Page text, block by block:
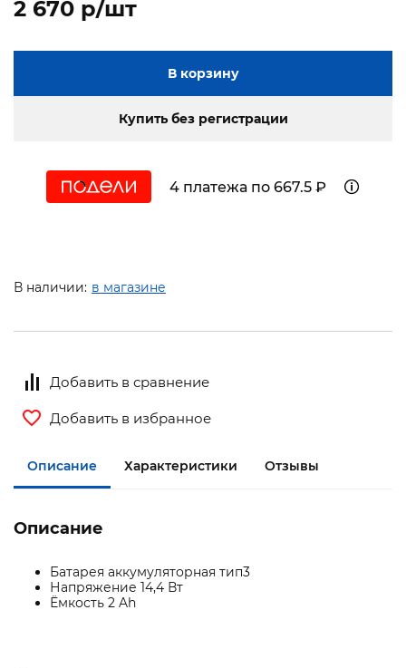
2 670 p/шт
В корзину
Купить без регистрации
4 платежа по 667.5 ₽
В наличии: в магазине
Добавить в сравнение
Добавить в избранное
Описание Характеристики Отзывы
Описание
Батарея аккумуляторная тип3
Напряжение 14,4 Вт
Ёмкость 2 Ah